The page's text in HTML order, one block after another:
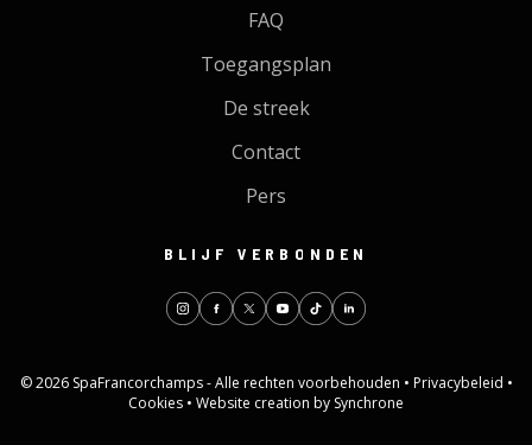
FAQ
Toegangsplan
De streek
Contact
Pers
BLIJF VERBONDEN
© 2026 SpaFrancorchamps - Alle rechten voorbehouden • Privacybeleid •
Cookies • Website creation by Synchrone